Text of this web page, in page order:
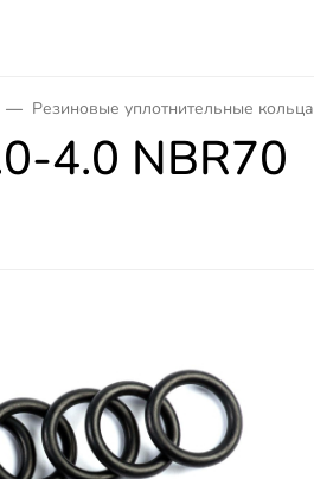
Резиновые уплотнительные кольца
4.0 NBR70